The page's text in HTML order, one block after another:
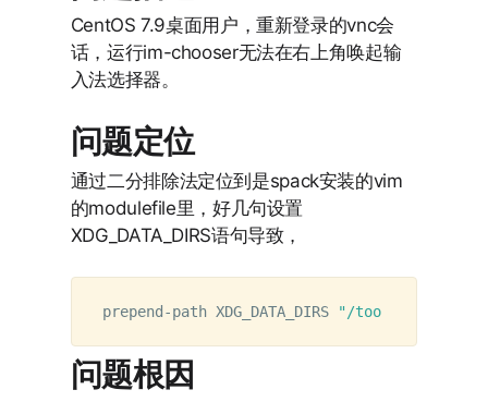
CentOS 7.9桌面用户，重新登录的vnc会
话，运行im-chooser无法在右上角唤起输
入法选择器。
问题定位
通过二分排除法定位到是spack安装的vim
的modulefile里，好几句设置
XDG_DATA_DIRS语句导致，
prepend-path XDG_DATA_DIRS "/tools/opensrc/
问题根因